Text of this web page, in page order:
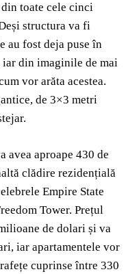
toate cele cinci
structura va fi
au fost deja puse în
din imaginile de mai
vor arăta acestea.
de 3×3 metri
avea aproape 430 de
clădire rezidențială
Empire State
Tower. Prețul
de dolari și va
iar apartamentele vor
cuprinse între 330